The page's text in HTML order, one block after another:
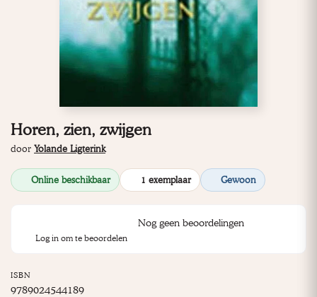
Horen, zien, zwijgen
door Yolande Ligterink
Online beschikbaar 1 exemplaar Gewoon
Nog geen beoordelingen
Log in om te beoordelen
ISBN
9789024544189